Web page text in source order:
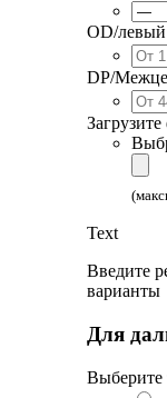
OD/левый
DP/
Text
Введите
варианты
Для
Выберите